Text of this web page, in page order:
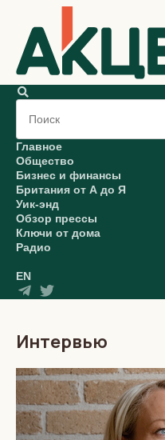
Главное
Общество
Бизнес и финансы
Британия от А до Я
Уик-энд
Обзор прессы
Ключи от дома
Радио
EN
Интервью